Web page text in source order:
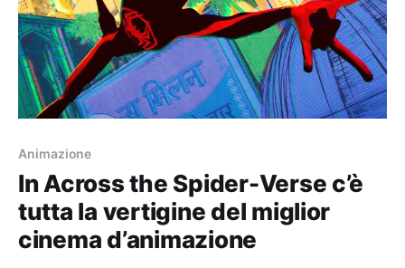
Animazione
In Across the Spider-Verse c’è
tutta la vertigine del miglior
cinema d’animazione